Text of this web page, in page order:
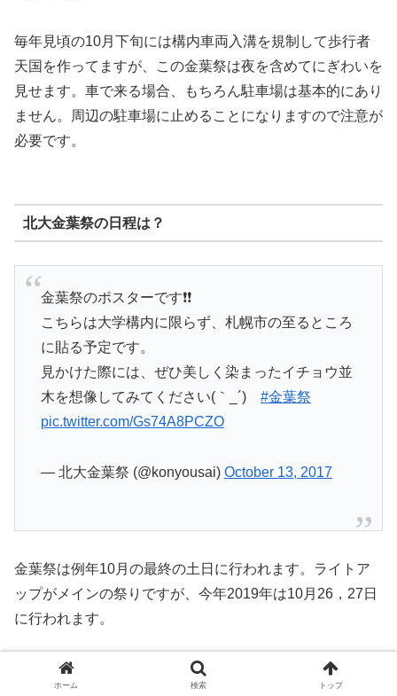
毎年見頃の10月下旬には構内車両入溝を規制して歩行者
天国を作ってますが、この金葉祭は夜を含めてにぎわいを
見せます。車で来る場合、もちろん駐車場は基本的にあり
ません。周辺の駐車場に止めることになりますので注意が
必要です。
北大金葉祭の日程は？
金葉祭のポスターです❗️❗️
こちらは大学構内に限らず、札幌市の至るところ
に貼る予定です。
見かけた際には、ぜひ美しく染まったイチョウ並
木を想像してみてください(｀_´)ゞ #金葉祭
pic.twitter.com/Gs74A8PCZO
— 北大金葉祭 (@konyousai) October 13, 2017
金葉祭は例年10月の最終の土日に行われます。ライトア
ップがメインの祭りですが、今年2019年は10月26，27日
に行われます。
但し期間中豪雨などの天候不良の時、屋台などの一部イベ
ホーム 検索 トップ